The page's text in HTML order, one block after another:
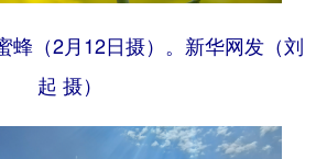
蜂（2月12日摄）。新华网发（刘
起 摄）